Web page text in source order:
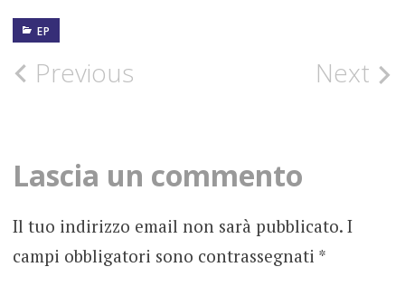
EP
1
LUGLIO
DEBUT
Post
Previous Next
Lascia un commento
Il tuo indirizzo email non sarà pubblicato. I
campi obbligatori sono contrassegnati *